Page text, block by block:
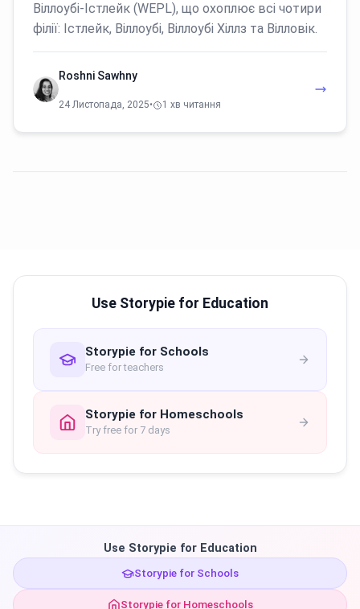
Віллоубі-Істлейк (WEPL), що охоплює всі чотири
філії: Істлейк, Віллоубі, Віллоубі Хіллз та Вілловік.
Roshni Sawhny
24 Листопада, 2025• 1 хв читання
Use Storypie for Education
Storypie for Schools
Free for teachers
Storypie for Homeschools
Try free for 7 days
Use Storypie for Education
Storypie for Schools
Storypie for Homeschools